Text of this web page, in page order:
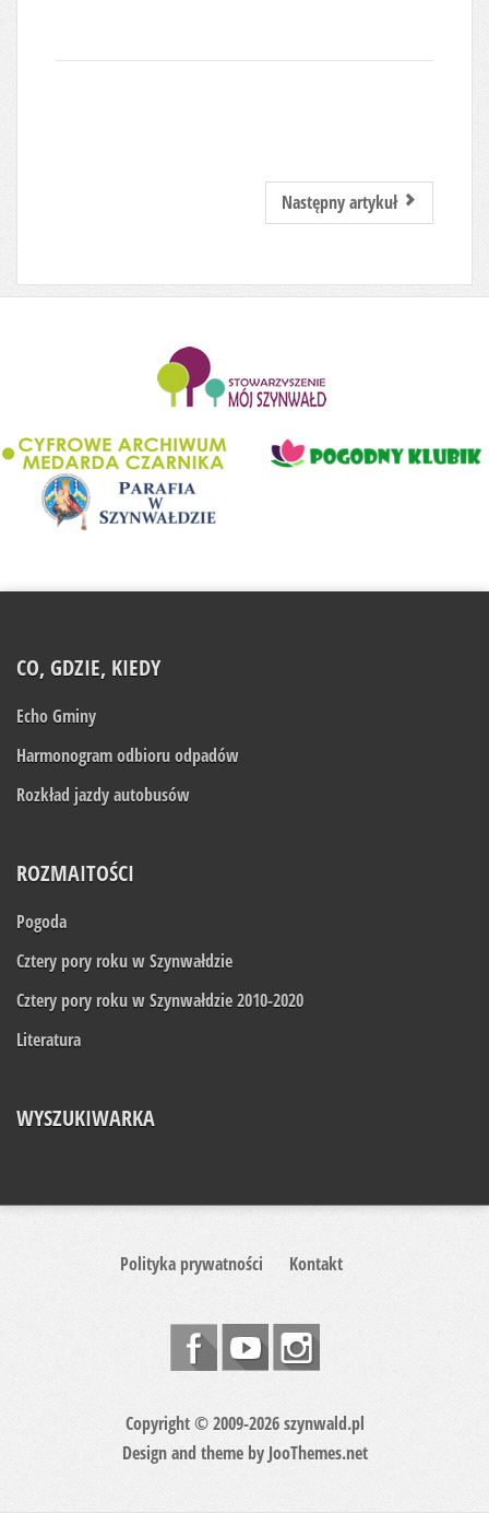
Następny artykuł
CO, GDZIE, KIEDY
Echo Gminy
Harmonogram odbioru odpadów
Rozkład jazdy autobusów
ROZMAITOŚCI
Pogoda
Cztery pory roku w Szynwałdzie
Cztery pory roku w Szynwałdzie 2010-2020
Literatura
WYSZUKIWARKA
Polityka prywatności Kontakt
Copyright © 2009-2026 szynwald.pl
Design and theme by JooThemes.net